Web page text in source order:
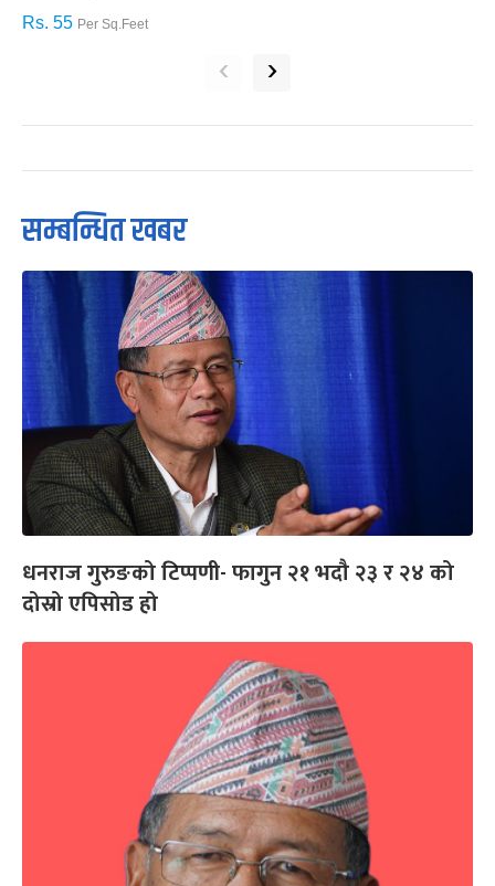
Rs. 55 Per Sq.Feet
‹ ›
सम्बन्धित खबर
धनराज गुरुङको टिप्पणी- फागुन २१ भदौ २३ र २४ को
दोस्रो एपिसोड हो